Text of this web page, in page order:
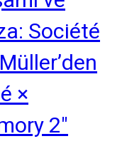
Société
×
2"